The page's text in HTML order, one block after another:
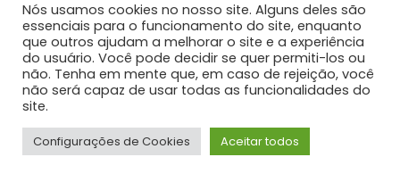
Dejair Dionisio
Nós usamos cookies no nosso site. Alguns deles são
essenciais para o funcionamento do site, enquanto
que outros ajudam a melhorar o site e a experiência
do usuário. Você pode decidir se quer permiti-los ou
não. Tenha em mente que, em caso de rejeição, você
não será capaz de usar todas as funcionalidades do
site.
Configurações de Cookies Aceitar todos